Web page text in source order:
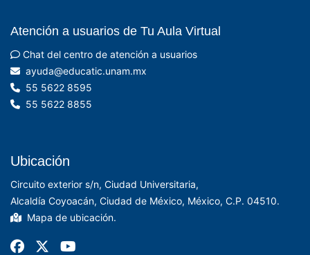
Atención a usuarios de Tu Aula Virtual
Chat del centro de atención a usuarios
xm.manu.citacude@aduya
55 5622 8595
55 5622 8855
Ubicación
Circuito exterior s/n, Ciudad Universitaria,
Alcaldía Coyoacán, Ciudad de México, México, C.P. 04510.
Mapa de ubicación.